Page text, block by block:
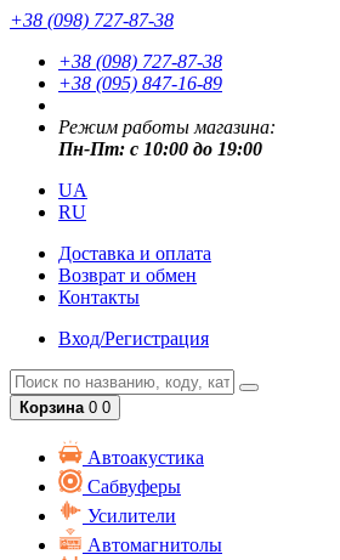
+38 (098) 727-87-38
+38 (098) 727-87-38
+38 (095) 847-16-89
Режим работы магазина:
Пн-Пт: с 10:00 до 19:00
UA
RU
Доставка и оплата
Возврат и обмен
Контакты
Вход/Регистрация
Корзина 0 0
Автоакустика
Сабвуферы
Усилители
Автомагнитолы